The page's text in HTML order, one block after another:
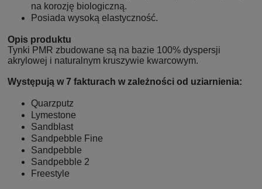
na korozję biologiczną.
Posiada wysoką elastyczność.
Opis produktu
Tynki PMR zbudowane są na bazie 100% dyspersji
akrylowej i naturalnym kruszywie kwarcowym.
Występują w 7 fakturach w zależności od uziarnienia:
Quarzputz
Lymestone
Sandblast
Sandpebble Fine
Sandpebble
Sandpebble 2
Freestyle